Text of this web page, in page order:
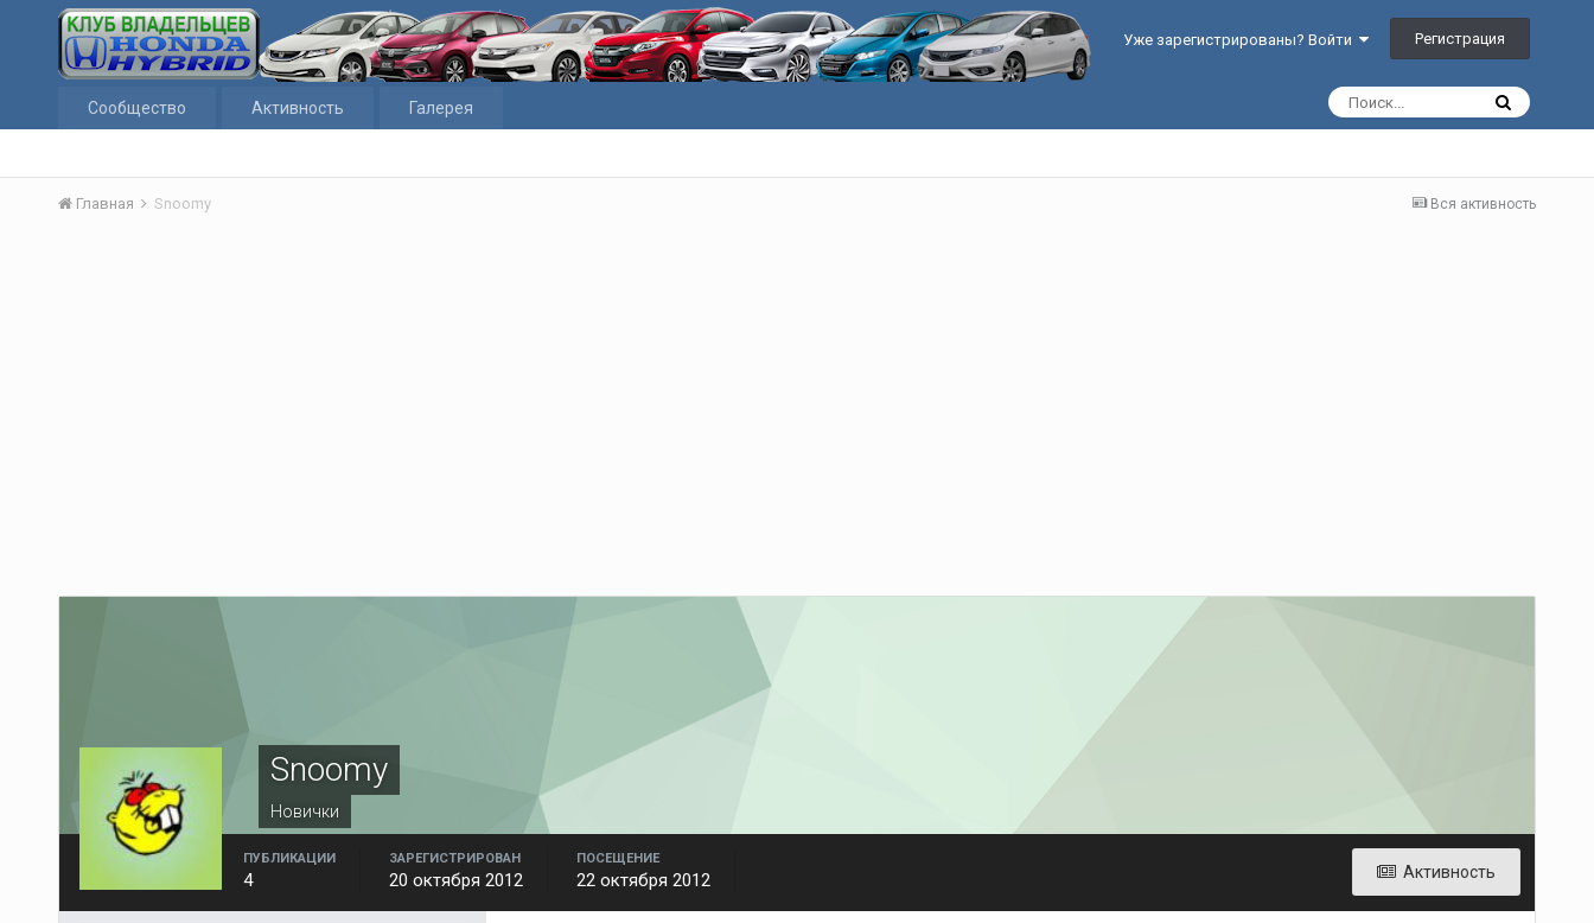
Уже зарегистрированы? Войти Регистрация
Сообщество Активность Галерея
Вся активность
Главная Snoomy
Snoomy
Новички
Активность
ПУБЛИКАЦИИ
4
ЗАРЕГИСТРИРОВАН
20 октября 2012
ПОСЕЩЕНИЕ
22 октября 2012